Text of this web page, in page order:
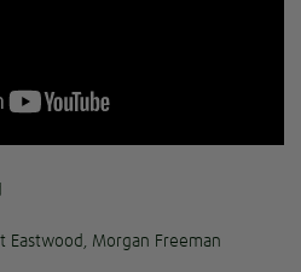
Eastwood, Morgan Freeman